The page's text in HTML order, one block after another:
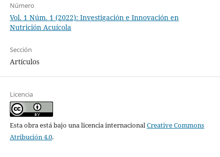
Número
Vol. 1 Núm. 1 (2022): Investigación e Innovación en
Nutrición Acuícola
Sección
Artículos
Licencia
Esta obra está bajo una licencia internacionalCreative Commons
Atribución 4.0.